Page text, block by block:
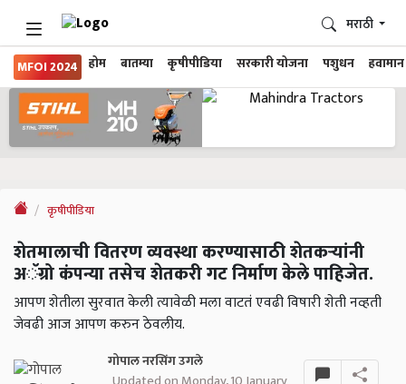
MFOI 2024 होम बातम्या कृषीपीडिया सरकारी योजना पशुधन हवामान
मराठी
कृषीपीडिया
शेतमालाची वितरण व्यवस्था करण्यासाठी शेतकऱ्यांनी
अॅग्रो कंपन्या तसेच शेतकरी गट निर्माण केले पाहिजेत.
आपण शेतीला सुरवात केली त्यावेळी मला वाटतं एवढी विषारी शेती नव्हती
जेवढी आज आपण करुन ठेवलीय.
गोपाल नरसिंग उगले